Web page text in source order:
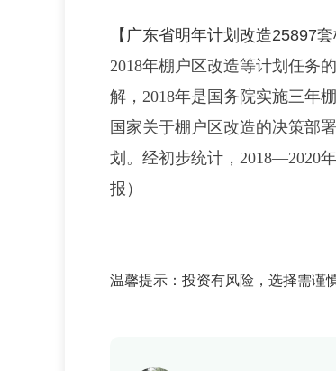
【广东省明年计划改造25897套
2018年棚户区改造等计划任务
解，2018年是国务院实施三年
国家关于棚户区改造的决策部
划。经初步统计，2018—2020
报）
温馨提示：投资有风险，选择需谨慎